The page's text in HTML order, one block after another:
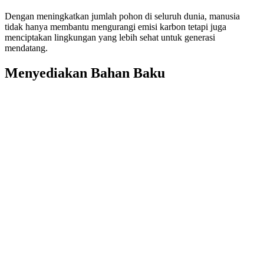
Dengan meningkatkan jumlah pohon di seluruh dunia, manusia
tidak hanya membantu mengurangi emisi karbon tetapi juga
menciptakan lingkungan yang lebih sehat untuk generasi
mendatang.
Menyediakan Bahan Baku